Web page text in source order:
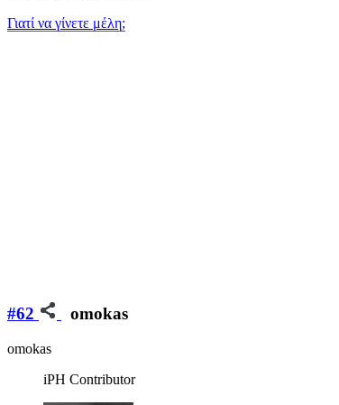
Γιατί να γίνετε μέλη;
#62 omokas
omokas
iPH Contributor